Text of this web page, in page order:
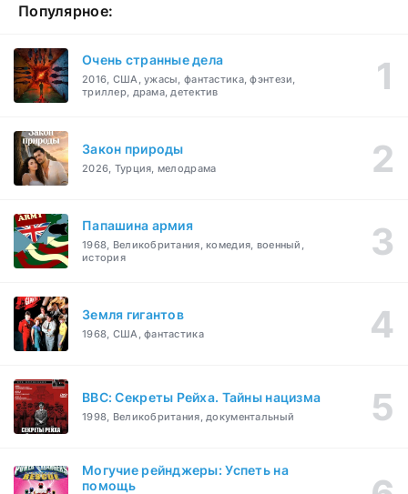
Популярное:
Очень странные дела
2016, США, ужасы, фантастика, фэнтези,
триллер, драма, детектив
Закон природы
2026, Турция, мелодрама
Папашина армия
1968, Великобритания, комедия, военный,
история
Земля гигантов
1968, США, фантастика
BBC: Секреты Рейха. Тайны нацизма
1998, Великобритания, документальный
Могучие рейнджеры: Успеть на
помощь